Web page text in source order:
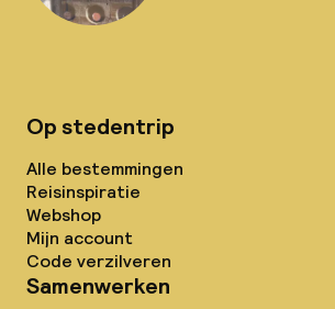
Op stedentrip
Alle bestemmingen
Reisinspiratie
Webshop
Mijn account
Code verzilveren
Samenwerken